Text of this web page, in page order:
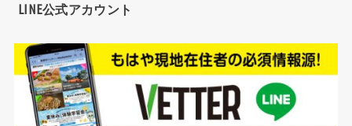
LINE公式アカウント